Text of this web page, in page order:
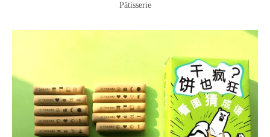
Pâtisserie